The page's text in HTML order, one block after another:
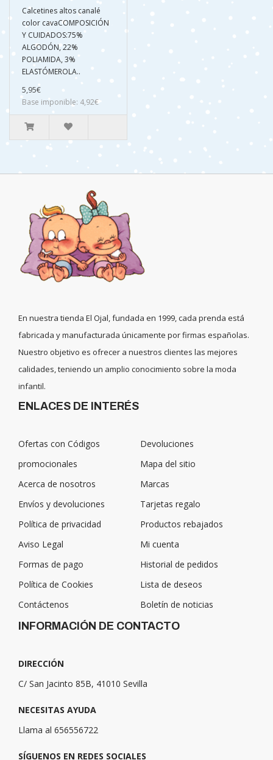
Calcetines altos canalé
color cavaCOMPOSICIÓN
Y CUIDADOS:75%
ALGODÓN, 22%
POLIAMIDA, 3%
ELASTÓMEROLA..
5,95€
Base imponible: 4,92€
En nuestra tienda El Ojal, fundada en 1999, cada prenda está
fabricada y manufacturada únicamente por firmas españolas.
Nuestro objetivo es ofrecer a nuestros clientes las mejores
calidades, teniendo un amplio conocimiento sobre la moda
infantil.
ENLACES DE INTERÉS
Ofertas con Códigos
promocionales
Acerca de nosotros
Envíos y devoluciones
Política de privacidad
Aviso Legal
Formas de pago
Política de Cookies
Contáctenos
Devoluciones
Mapa del sitio
Marcas
Tarjetas regalo
Productos rebajados
Mi cuenta
Historial de pedidos
Lista de deseos
Boletín de noticias
INFORMACIÓN DE CONTACTO
DIRECCIÓN
C/ San Jacinto 85B, 41010 Sevilla
NECESITAS AYUDA
Llama al 656556722
SÍGUENOS EN REDES SOCIALES